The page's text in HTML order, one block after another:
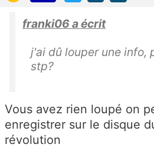
franki06 a écrit
j'ai dû louper une info,
stp?
Vous avez rien loupé on
enregistrer sur le disque
révolution